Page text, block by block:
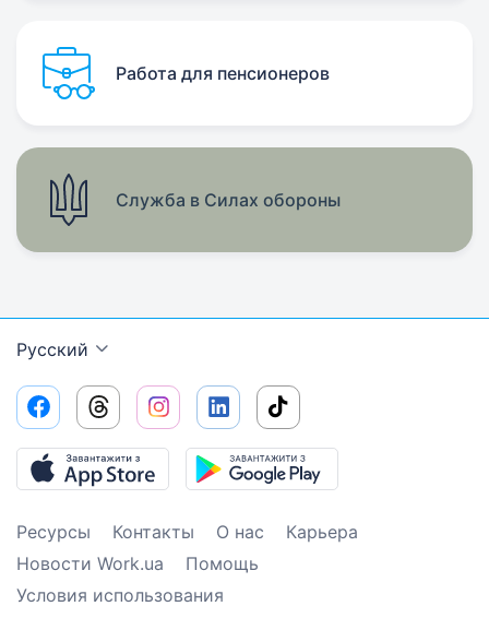
Работа для пенсионеров
Служба в Силах обороны
Русский
Ресурсы Контакты О нас
Карьера
Новости Work.ua
Помощь
Условия использования